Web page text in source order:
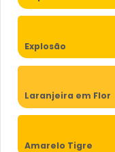
Explosão
Laranjeira em Flor
Amarelo Tigre